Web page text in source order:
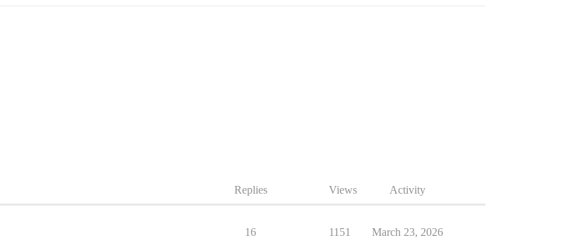
Replies Views Activity
16 1151 March 23, 2026